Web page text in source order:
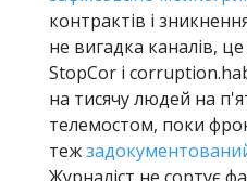
контрактів і
не вигадка каналів,
StopCor і
на тисячу людей на
телемостом, поки
теж
Журналіст не сортує